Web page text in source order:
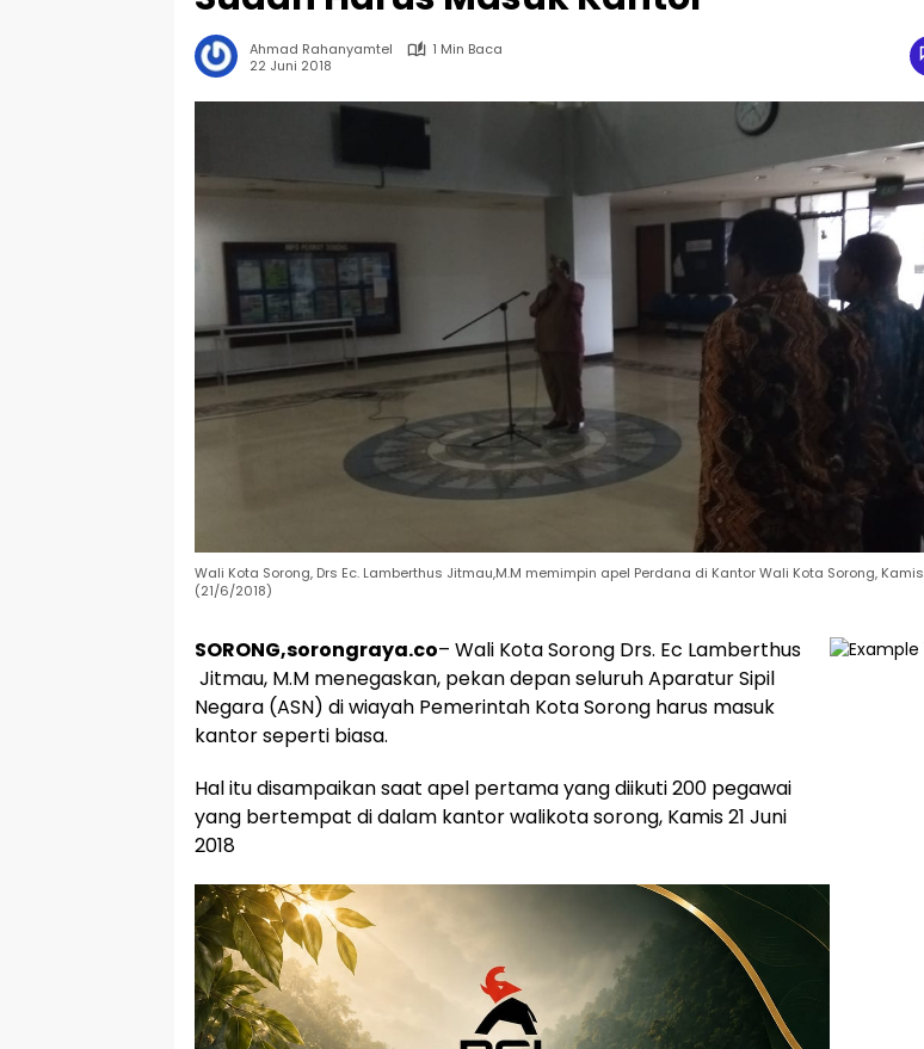
Ahmad Rahanyamtel
1 Min Baca
22 Juni 2018
Wali Kota Sorong, Drs Ec. Lamberthus Jitmau,M.M memimpin apel Perdana di Kantor Wali Kota Sorong, Kamis
(21/6/2018)
SORONG,sorongraya.co– Wali Kota Sorong Drs. Ec Lamberthus
Jitmau, M.M menegaskan, pekan depan seluruh Aparatur Sipil
Negara (ASN) di wiayah Pemerintah Kota Sorong harus masuk
kantor seperti biasa.
Hal itu disampaikan saat apel pertama yang diikuti 200 pegawai
yang bertempat di dalam kantor walikota sorong, Kamis 21 Juni
2018